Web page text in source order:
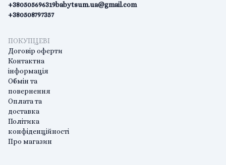
+380505696319
+380508797357
babytsum.ua@gmail.com
ПОКУПЦЕВІ
Договір оферти
Контактна
інформація
Обмін та
повернення
Оплата та
доставка
Політика
конфіденційності
Про магазин